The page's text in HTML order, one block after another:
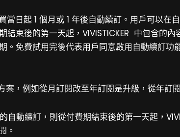
當日起 1 個月或 1 年後自動續訂。用戶可以在
結束後的第一天起，VIVISTICKER 中包含的
。免費試用完後代表用戶同意啟用自動續訂
案，例如從月訂閱改至年訂閱是升級，從年訂
自動續訂，則從付費期結束後的第一天起，
。